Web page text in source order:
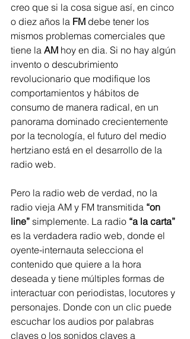
creo que si la cosa sigue así, en cinco
o diez años la FM debe tener los
mismos problemas comerciales que
tiene la AM hoy en dia. Si no hay algún
invento o descubrimiento
revolucionario que modifique los
comportamientos y hábitos de
consumo de manera radical, en un
panorama dominado crecientemente
por la tecnología, el futuro del medio
hertziano está en el desarrollo de la
radio web.
Pero la radio web de verdad, no la
radio vieja AM y FM transmitida “on
line” simplemente. La radio “a la carta”
es la verdadera radio web, donde el
oyente-internauta selecciona el
contenido que quiere a la hora
deseada y tiene múltiples formas de
interactuar con periodistas, locutores y
personajes. Donde con un clic puede
escuchar los audios por palabras
claves o los sonidos claves a